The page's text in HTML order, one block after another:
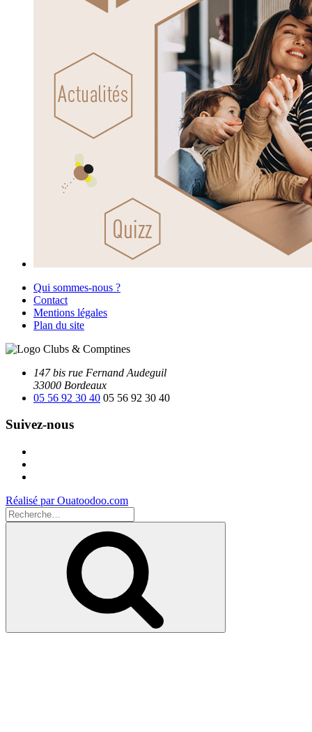
Qui sommes-nous ?
Contact
Mentions légales
Plan du site
147 bis rue Fernand Audeguil
33000 Bordeaux
05 56 92 30 40 05 56 92 30 40
Suivez-nous
Réalisé par Ouatoodoo.com
Recherche
pour